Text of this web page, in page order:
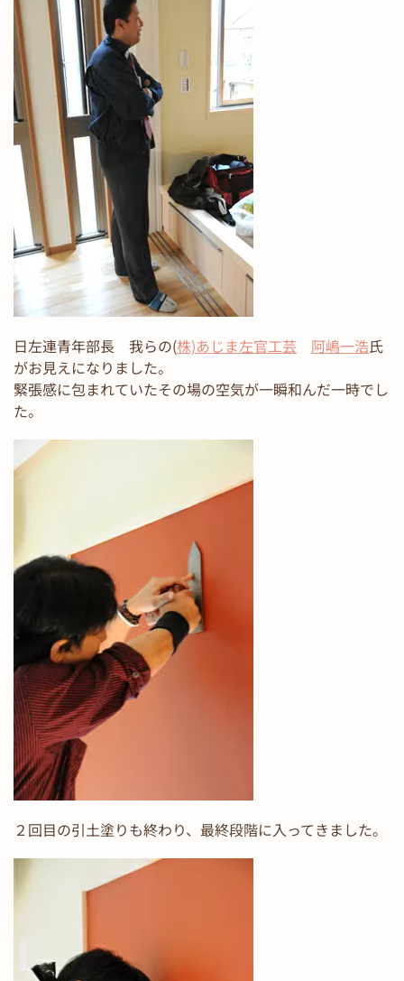
日左連青年部長 我らの(株)あじま左官工芸 阿嶋一浩氏
がお見えになりました。
緊張感に包まれていたその場の空気が一瞬和んだ一時でし
た。
２回目の引土塗りも終わり、最終段階に入ってきました。